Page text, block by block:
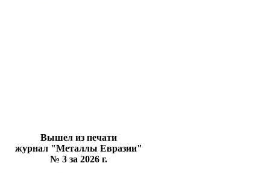
Вышел из печати
журнал "Металлы Евразии"
№ 3 за 2026 г.